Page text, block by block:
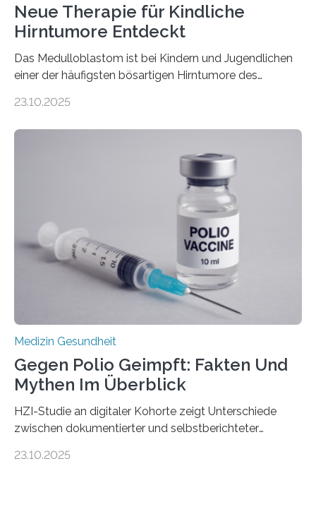
Neue Therapie für Kindliche
Hirntumore Entdeckt
Das Medulloblastom ist bei Kindern und Jugendlichen
einer der häufigsten bösartigen Hirntumore des
Betroffenen können mit heutigen Methoden geheilt
Dringend benötigt werden zielgerichtete Therapien, die
nur Tumorschwachstellen angreifen und normales
Gewebe verschonen. Forschende um Daniel Merk vom
Hertie-Institut für klinische Hirnforschung am
Universitätsklinikum Tübingen haben eine solche
Schwachstelle im Erbgut einer Untergruppe des
Medulloblastoms gefunden. Die Wilhelm Sander-
Stiftung unterstützte das Projekt…
23.10.2025
Medizin Gesundheit
Gegen Polio Geimpft: Fakten Und
Mythen Im Überblick
HZI-Studie an digitaler Kohorte zeigt Unterschiede
zwischen dokumentierter und selbstberichteter
Kinderlähmung, ist eine ansteckende Krankheit, die
23.10.2025